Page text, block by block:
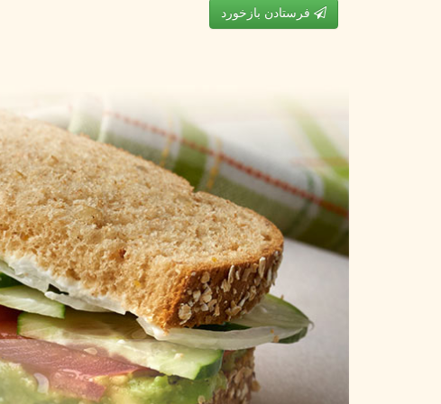
فرستادن بازخورد